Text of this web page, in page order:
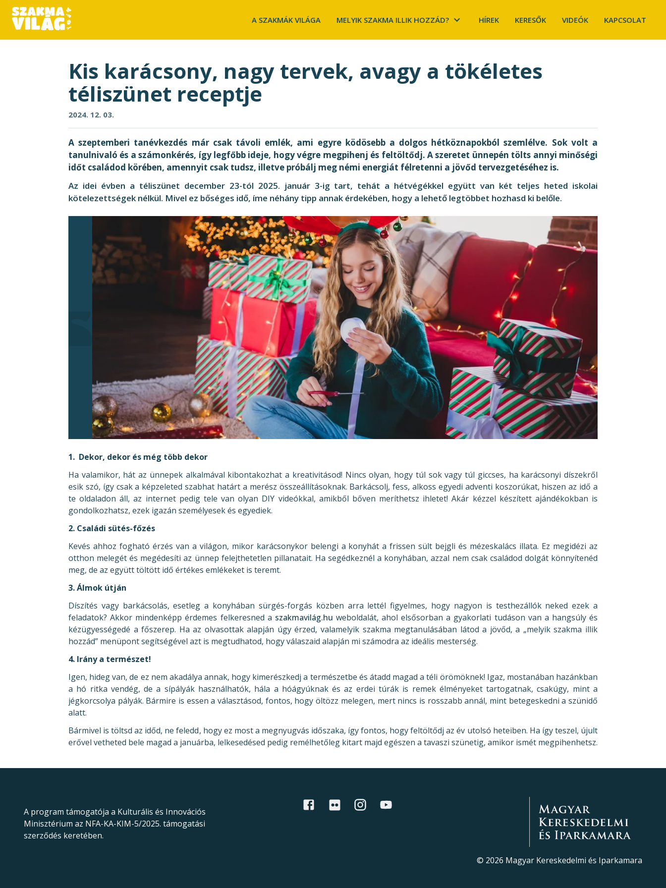
A SZAKMÁK VILÁGA MELYIK SZAKMA ILLIK HOZZÁD? HÍREK KERESŐK VIDEÓK KAPCSOLAT
Kis karácsony, nagy tervek, avagy a tökéletes
téliszünet receptje
2024. 12. 03.
A szeptemberi tanévkezdés már csak távoli emlék, ami egyre ködösebb a dolgos hétköznapokból szemlélve. Sok volt a
tanulnivaló és a számonkérés, így legfőbb ideje, hogy végre megpihenj és feltöltődj. A szeretet ünnepén tölts annyi minőségi
időt családod körében, amennyit csak tudsz, illetve próbálj meg némi energiát félretenni a jövőd tervezgetéséhez is.
Az idei évben a téliszünet december 23-tól 2025. január 3-ig tart, tehát a hétvégékkel együtt van két teljes heted iskolai
kötelezettségek nélkül. Mivel ez bőséges idő, íme néhány tipp annak érdekében, hogy a lehető legtöbbet hozhasd ki belőle.
1. Dekor, dekor és még több dekor
Ha valamikor, hát az ünnepek alkalmával kibontakozhat a kreativitásod! Nincs olyan, hogy túl sok vagy túl giccses, ha karácsonyi díszekről
esik szó, így csak a képzeleted szabhat határt a merész összeállításoknak. Barkácsolj, fess, alkoss egyedi adventi koszorúkat, hiszen az idő a
te oldaladon áll, az internet pedig tele van olyan DIY videókkal, amikből bőven meríthetsz ihletet! Akár kézzel készített ajándékokban is
gondolkozhatsz, ezek igazán személyesek és egyediek.
2. Családi sütés-főzés
Kevés ahhoz fogható érzés van a világon, mikor karácsonykor belengi a konyhát a frissen sült bejgli és mézeskalács illata. Ez megidézi az
otthon melegét és megédesíti az ünnep felejthetetlen pillanatait. Ha segédkeznél a konyhában, azzal nem csak családod dolgát könnyítenéd
meg, de az együtt töltött idő értékes emlékeket is teremt.
3. Álmok útján
Díszítés vagy barkácsolás, esetleg a konyhában sürgés-forgás közben arra lettél figyelmes, hogy nagyon is testhezállók neked ezek a
feladatok? Akkor mindenképp érdemes felkeresned a szakmavilág.hu weboldalát, ahol elsősorban a gyakorlati tudáson van a hangsúly és
kézügyességedé a főszerep. Ha az olvasottak alapján úgy érzed, valamelyik szakma megtanulásában látod a jövőd, a „melyik szakma illik
hozzád” menüpont segítségével azt is megtudhatod, hogy válaszaid alapján mi számodra az ideális mesterség.
4. Irány a természet!
Igen, hideg van, de ez nem akadálya annak, hogy kimerészkedj a természetbe és átadd magad a téli örömöknek! Igaz, mostanában hazánkban
a hó ritka vendég, de a sípályák használhatók, hála a hóágyúknak és az erdei túrák is remek élményeket tartogatnak, csakúgy, mint a
jégkorcsolya pályák. Bármire is essen a választásod, fontos, hogy öltözz melegen, mert nincs is rosszabb annál, mint betegeskedni a szünidő
alatt.
Bármivel is töltsd az időd, ne feledd, hogy ez most a megnyugvás időszaka, így fontos, hogy feltöltődj az év utolsó heteiben. Ha így teszel, újult
erővel vetheted bele magad a januárba, lelkesedésed pedig remélhetőleg kitart majd egészen a tavaszi szünetig, amikor ismét megpihenhetsz.
A program támogatója a Kulturális és Innovációs
Minisztérium az NFA-KA-KIM-5/2025. támogatási
szerződés keretében.
© 2026 Magyar Kereskedelmi és Iparkamara